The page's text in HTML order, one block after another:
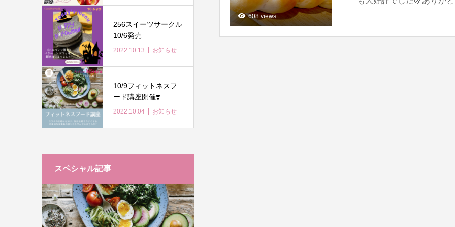
608 views
256スイーツサークル
10/6発売
2022.10.13 お知らせ
10/9フィットネスフ
ード講座開催❣️
2022.10.04 お知らせ
スペシャル記事